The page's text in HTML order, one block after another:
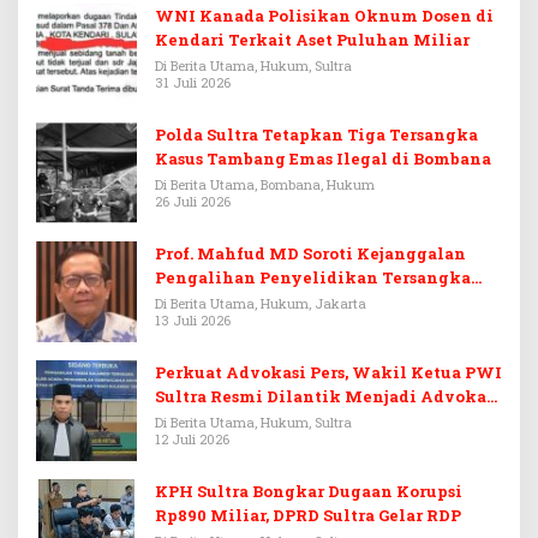
WNI Kanada Polisikan Oknum Dosen di
Kendari Terkait Aset Puluhan Miliar
Di Berita Utama, Hukum, Sultra
31 Juli 2026
Polda Sultra Tetapkan Tiga Tersangka
Kasus Tambang Emas Ilegal di Bombana
Di Berita Utama, Bombana, Hukum
26 Juli 2026
Prof. Mahfud MD Soroti Kejanggalan
Pengalihan Penyelidikan Tersangka
Febrie Adriansyah
Di Berita Utama, Hukum, Jakarta
13 Juli 2026
Perkuat Advokasi Pers, Wakil Ketua PWI
Sultra Resmi Dilantik Menjadi Advokat
PERADI
Di Berita Utama, Hukum, Sultra
12 Juli 2026
KPH Sultra Bongkar Dugaan Korupsi
Rp890 Miliar, DPRD Sultra Gelar RDP